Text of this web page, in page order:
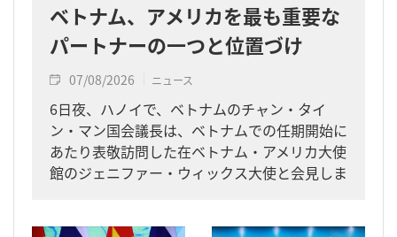
ベトナム、アメリカを最も重要な
パートナーの一つと位置づけ
07/08/2026 ニュース
6日夜、ハノイで、ベトナムのチャン・タイ
ン・マン国会議長は、ベトナムでの任期開始に
あたり表敬訪問した在ベトナム・アメリカ大使
館のジェニファー・ウィックス大使と会見しま